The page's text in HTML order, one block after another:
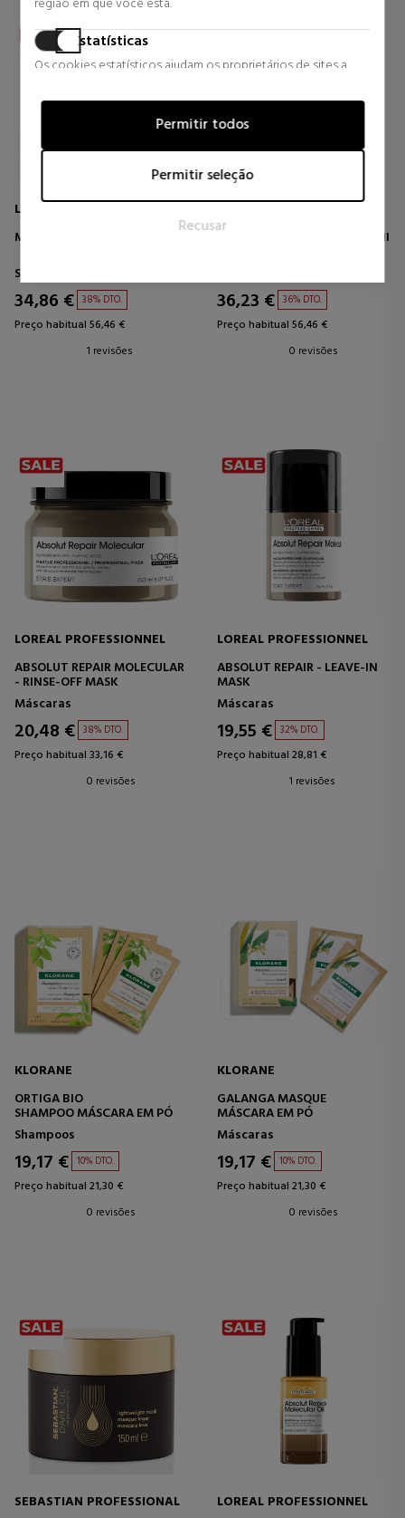
Estatísticas
Os cookies estatísticos ajudam os proprietários de sites a
coletando e fornecendo informações de forma anônima.
Os cookies de marketing são usados para rastrear visitantes
em sites. A intenção é exibir anúncios que sejam relevantes e
atraentes para o usuário individual e, portanto, mais valiosos
para editores e anunciantes terceirizados.
Permitir todos
Permitir seleção
Recusar
LOREAL PROFESSIONNEL
METAL DETOX MINI TRIO KIT
Shampoos
34,86 € 38% DTO.
Preço habitual 56,46 €
1 revisões
LOREAL PROFESSIONNEL
EXPERT ABSOLUT REPAIR MINI
36,23 € 36% DTO.
Preço habitual 56,46 €
0 revisões
LOREAL PROFESSIONNEL
ABSOLUT REPAIR MOLECULAR
- RINSE-OFF MASK
Máscaras
20,48 € 38% DTO.
Preço habitual 33,16 €
0 revisões
LOREAL PROFESSIONNEL
ABSOLUT REPAIR - LEAVE-IN
MASK
Máscaras
19,55 € 32% DTO.
Preço habitual 28,81 €
1 revisões
KLORANE
ORTIGA BIO
SHAMPOO MÁSCARA EM PÓ
Shampoos
19,17 € 10% DTO.
Preço habitual 21,30 €
0 revisões
KLORANE
GALANGA MASQUE
MÁSCARA EM PÓ
Máscaras
19,17 € 10% DTO.
Preço habitual 21,30 €
0 revisões
SEBASTIAN PROFESSIONAL
LOREAL PROFESSIONNEL